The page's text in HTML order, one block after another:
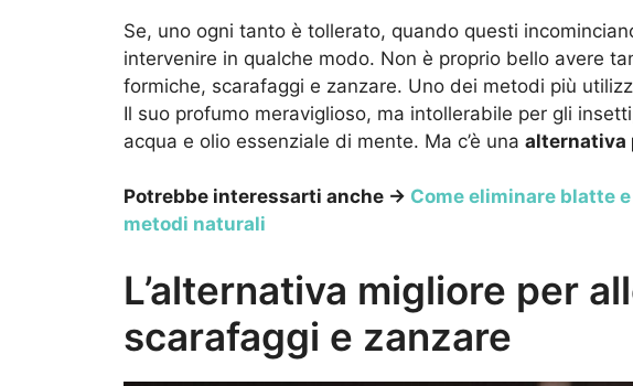
Se, uno ogni tanto è tollerato, quando questi
intervenire in qualche modo. Non è proprio bello avere
formiche, scarafaggi e zanzare. Uno dei metodi più
Il suo profumo meraviglioso, ma intollerabile per gli
acqua e olio essenziale di mente. Ma c’è una alternativa
Potrebbe interessarti anche → Come eliminare blatte
metodi naturali
L’alternativa migliore per
scarafaggi e zanzare